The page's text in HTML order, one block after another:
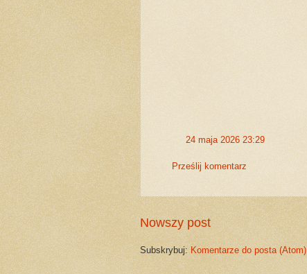
24 maja 2026 23:29
Prześlij komentarz
Nowszy post
Subskrybuj: Komentarze do posta (Atom)